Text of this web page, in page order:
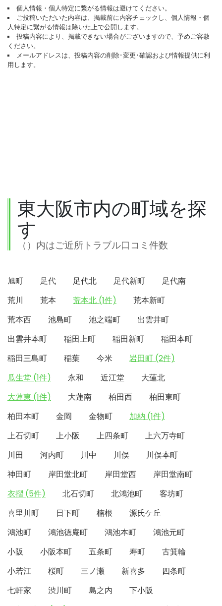
個人情報・個人特定に繋がる情報は避けてください。
ご投稿いただいた内容は、掲載前に内容チェックし、個人情報・個
人特定に繋がる情報は除いた上で公開します。
投稿内容により、掲載できない場合がございますので、予めご容赦
ください。
メールアドレスは、投稿内容の削除･変更･確認および情報提供に利
用します。
東大阪市内の町域を探
す
（）内はご近所トラブル口コミ件数
旭町 足代 足代北 足代新町
足代南
荒川
荒本 荒本北 (1件)
荒本新町
荒本西
池島町 池之端町
出雲井町
出雲井本町
稲田上町 稲田新町
稲田本町
稲田三島町
稲葉 今米
岩田町 (2件)
瓜生堂 (1件)
永和 近江堂
大蓮北
大蓮東 (1件)
大蓮南 柏田西
柏田東町
柏田本町
金岡 金物町
加納 (1件)
上石切町
上小阪 上四条町
上六万寺町
川田
河内町 川中 川俣
川俣本町
神田町
岸田堂北町 岸田堂西
岸田堂南町
衣摺 (5件)
北石切町 北鴻池町
客坊町
喜里川町
日下町 楠根
源氏ケ丘
鴻池町
鴻池徳庵町 鴻池本町
鴻池元町
小阪
小阪本町 五条町 寿町
古箕輪
小若江
桜町 三ノ瀬 新喜多
四条町
七軒家
渋川町 島之内
下小阪